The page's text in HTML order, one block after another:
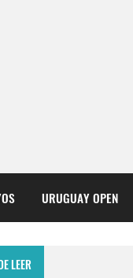
URUGUAY OPEN
LEER